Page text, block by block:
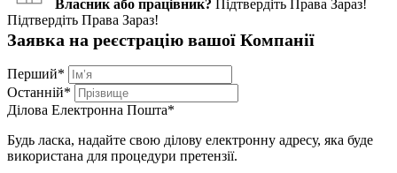
Власник або працівник? Підтвердіть Права Зараз!
Підтвердіть Права Зараз!
Заявка на реєстрацію вашої Компанії
Перший*
Останній*
Ділова Електронна Пошта*
Будь ласка, надайте свою ділову електронну адресу, яка буде
використана для процедури претензії.